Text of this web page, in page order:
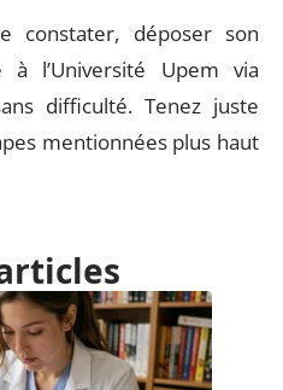
constater, déposer son
à l’Université Upem via
difficulté. Tenez juste
mentionnées plus haut